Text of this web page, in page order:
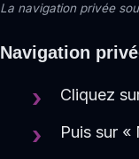
La navigation privée
Navigation
Cliquez
Puis sur «